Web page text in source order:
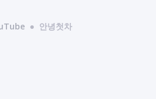
● 안녕첫차